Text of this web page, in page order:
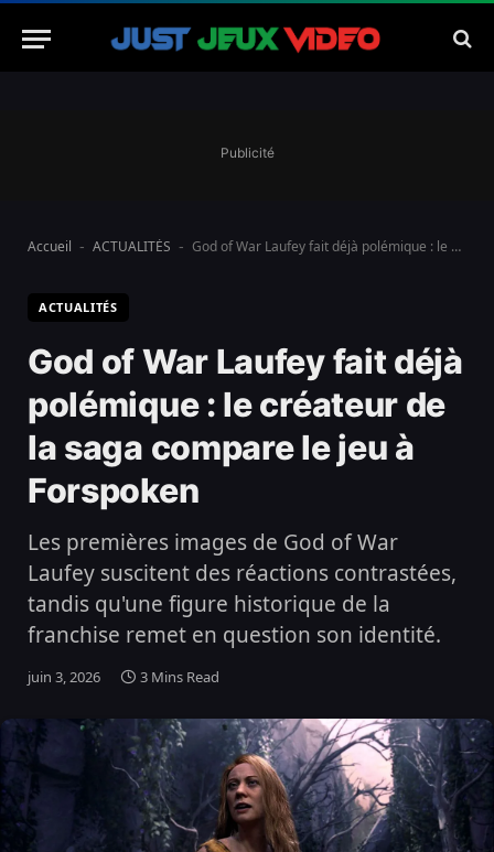
Publicité
Accueil - ACTUALITÉS - God of War Laufey fait déjà polémique : le créateur de la saga compare le jeu à Forspoken
ACTUALITÉS
God of War Laufey fait déjà
polémique : le créateur de
la saga compare le jeu à
Forspoken
Les premières images de God of War
Laufey suscitent des réactions contrastées,
tandis qu'une figure historique de la
franchise remet en question son identité.
juin 3, 2026 3 Mins Read